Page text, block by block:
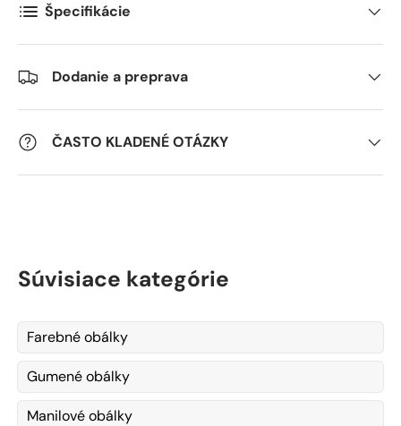
Kommentarer
Špecifikácie
Dodanie a preprava
ČASTO KLADENÉ OTÁZKY
Súvisiace kategórie
Farebné obálky
Gumené obálky
Manilové obálky